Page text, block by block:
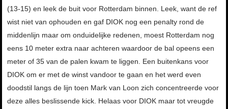
(13-15) en leek de buit voor Rotterdam binnen. Leek, want de ref
wist niet van ophouden en gaf DIOK nog een penalty rond de
middenlijn maar om onduidelijke redenen, moest Rotterdam nog
eens 10 meter extra naar achteren waardoor de bal opeens een
meter of 35 van de palen kwam te liggen. Een buitenkans voor
DIOK om er met de winst vandoor te gaan en het werd even
doodstil langs de lijn toen Mark van Loon zich concentreerde voor
deze alles beslissende kick. Helaas voor DIOK maar tot vreugde